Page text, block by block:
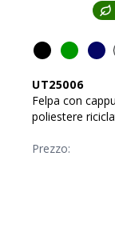
UT25006
Felpa con
poliestere
Prezzo: